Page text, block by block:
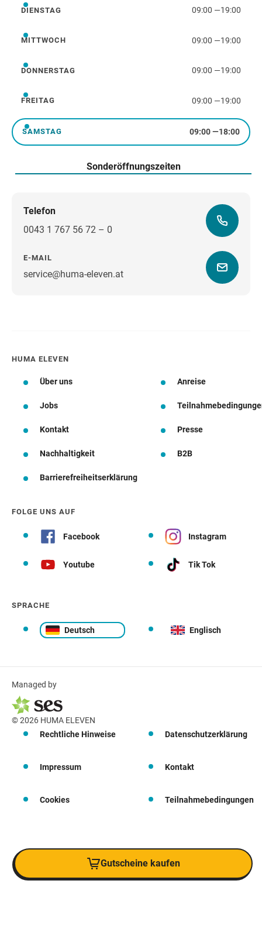
Dienstag
DIENSTAG 09:00 —19:00
Mittwoch
MITTWOCH 09:00 —19:00
Donnerstag
DONNERSTAG 09:00 —19:00
Freitag
FREITAG 09:00 —19:00
Samstag
SAMSTAG 09:00—18:00
Sonderöffnungszeiten
Telefon
0043 1 767 56 72 – 0
E-MAIL
service@huma-eleven.atWegbeschreibung
HUMA ELEVEN
Über uns Anreise
Jobs
Kontakt Presse
Nachhaltigkeit B2B
Barrierefreiheitserklärung
FOLGE UNS AUF
Facebook Instagram
Youtube Tik Tok
SPRACHE
Deutsch Englisch
Managed by
© 2026 HUMA ELEVEN
Rechtliche Hinweise
Datenschutzerklärung
Impressum Kontakt
Cookies Teilnahmebedingungen
Gutscheine kaufen